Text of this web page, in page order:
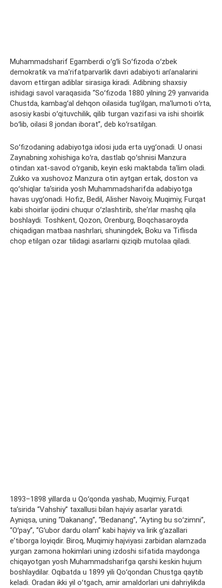
Muhammadsharif Egamberdi oʻgʻli Soʻfizoda oʻzbek
demokratik va maʼrifatparvarlik davri adabiyoti anʼanalarini
davom ettirgan adiblar sirasiga kiradi. Adibning shaxsiy
ishidagi savol varaqasida “Soʻfizoda 1880 yilning 29 yanvarida
Chustda, kambagʻal dehqon oilasida tugʻilgan, maʼlumoti oʻrta,
asosiy kasbi oʻqituvchilik, qilib turgan vazifasi va ishi shoirlik
boʻlib, oilasi 8 jondan iborat”, deb koʻrsatilgan.
Soʻfizodaning adabiyotga ixlosi juda erta uygʻonadi. U onasi
Zaynabning xohishiga koʻra, dastlab qoʻshnisi Manzura
otindan xat-savod oʻrganib, keyin eski maktabda taʼlim oladi.
Zukko va xushovoz Manzura otin aytgan ertak, doston va
qoʻshiqlar taʼsirida yosh Muhammadsharifda adabiyotga
havas uygʻonadi. Hofiz, Bedil, Alisher Navoiy, Muqimiy, Furqat
kabi shoirlar ijodini chuqur oʻzlashtirib, sheʼrlar mashq qila
boshlaydi. Toshkent, Qozon, Orenburg, Boqchasaroyda
chiqadigan matbaa nashrlari, shuningdek, Boku va Tiflisda
chop etilgan ozar tilidagi asarlarni qiziqib mutolaa qiladi.
1893–1898 yillarda u Qoʻqonda yashab, Muqimiy, Furqat
taʼsirida “Vahshiy” taxallusi bilan hajviy asarlar yaratdi.
Ayniqsa, uning “Dakanang”, “Bedanang”, “Ayting bu soʻzimni”,
“Oʻpay”, “Gʻubor dardu olam” kabi hajviy va lirik gʻazallari
eʼtiborga loyiqdir. Biroq, Muqimiy hajviyasi zarbidan alamzada
yurgan zamona hokimlari uning izdoshi sifatida maydonga
chiqayotgan yosh Muhammadsharifga qarshi keskin hujum
boshlaydilar. Oqibatda u 1899 yili Qoʻqondan Chustga qaytib
keladi. Oradan ikki yil oʻtgach, amir amaldorlari uni dahriylikda